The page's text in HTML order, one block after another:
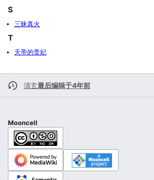
S
三昧真火
T
天帝的贵妃
清玄最后编辑于4年前
Mooncell